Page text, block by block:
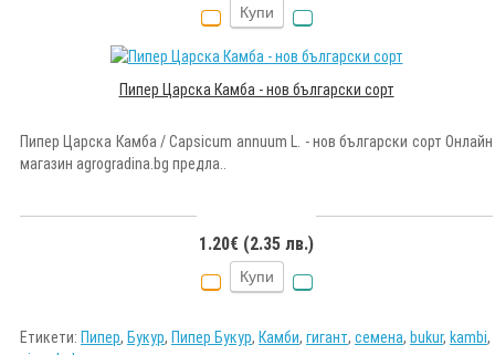
Купи
Пипер Царска Камба - нов български сорт
Пипер Царска Камба / Capsicum annuum L. - нов български сорт Онлайн
магазин agrogradina.bg предла..
1.20€ (2.35 лв.)
Купи
Етикети: Пипер, Букур, Пипер Букур, Камби, гигант, семена, bukur, kambi,